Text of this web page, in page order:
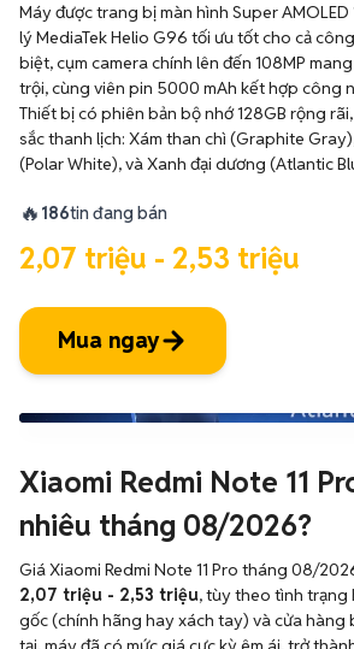
Máy được trang bị màn hình Super AMOLED
lý MediaTek Helio G96 tối ưu tốt cho cả
biệt, cụm camera chính lên đến 108MP
trội, cùng viên pin 5000 mAh kết hợp công
Thiết bị có phiên bản bộ nhớ 128GB rộng
sắc thanh lịch: Xám than chì (Graphite
(Polar White), và Xanh đại dương (Atlantic
🔥 186tin đang bán
2,07 triệu - 2,53 triệu
Mua ngay
Xiaomi Redmi Note 11
nhiêu tháng 08/2026?
Giá Xiaomi Redmi Note 11 Pro tháng 08/
2,07 triệu - 2,53 triệu, tùy theo tình trạng
gốc (chính hãng hay xách tay) và cửa hàng